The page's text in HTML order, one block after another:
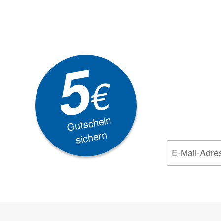
5€
Gutschein
sichern